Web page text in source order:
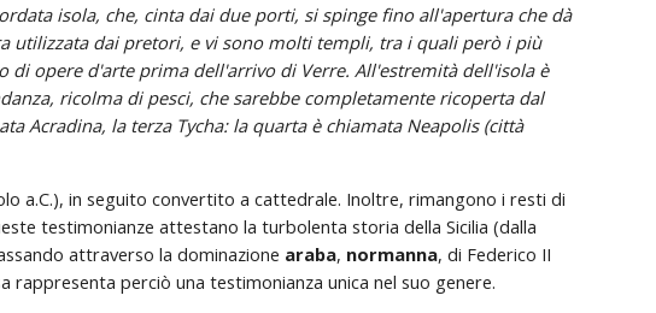
isola, che, cinta dai due porti, si spinge fino all'apertura che dà
utilizzata dai pretori, e vi sono molti templi, tra i quali però i più
opere d'arte prima dell'arrivo di Verre. All'estremità dell'isola è
ricolma di pesci, che sarebbe completamente ricoperta dal
Acradina, la terza Tycha: la quarta è chiamata Neapolis (città
a.C.), in seguito convertito a cattedrale. Inoltre, rimangono i resti di
testimonianze attestano la turbolenta storia della Sicilia (dalla
attraverso la dominazione araba, normanna, di Federico II
rappresenta perciò una testimonianza unica nel suo genere.